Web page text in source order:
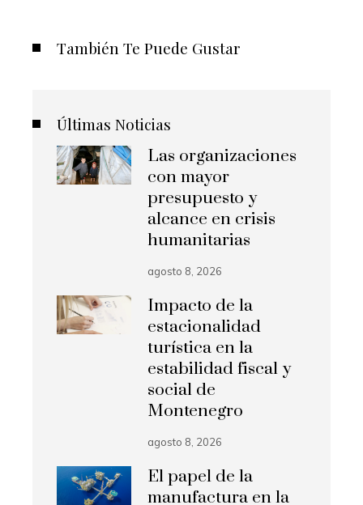
También Te Puede Gustar
Últimas Noticias
Las organizaciones
con mayor
presupuesto y
alcance en crisis
humanitarias
agosto 8, 2026
Impacto de la
estacionalidad
turística en la
estabilidad fiscal y
social de
Montenegro
agosto 8, 2026
El papel de la
manufactura en la